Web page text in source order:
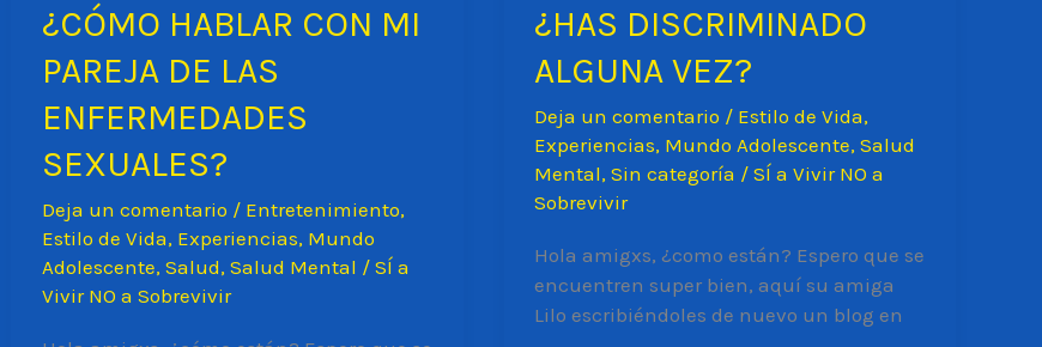
¿CÓMO HABLAR CON MI
PAREJA DE LAS
ENFERMEDADES
SEXUALES?
Deja un comentario / Entretenimiento,
Estilo de Vida, Experiencias, Mundo
Adolescente, Salud, Salud Mental / SÍ a
Vivir NO a Sobrevivir
¿HAS DISCRIMINADO
ALGUNA VEZ?
Deja un comentario / Estilo de Vida,
Experiencias, Mundo Adolescente,Salud
Mental,Sin categoría /SÍ a Vivir NO a
Sobrevivir
Hola amigxs, ¿como están? Espero que se
encuentren super bien, aquí su amiga
Lilo escribiéndoles de nuevo un blog en